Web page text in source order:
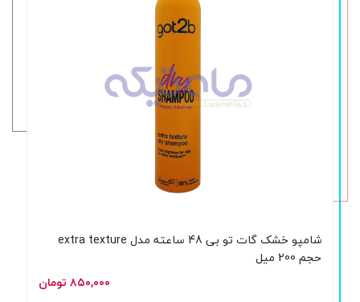
شامپو خشک گات تو بی 48 ساعته مدل extra texture
حجم 200 میل
۸۵۰,۰۰۰ تومان